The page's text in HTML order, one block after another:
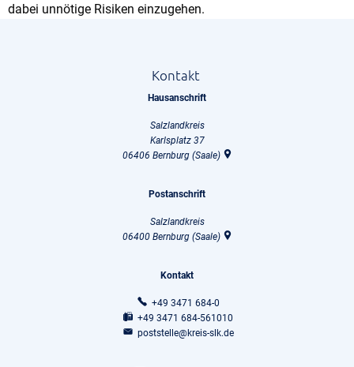
dabei unnötige Risiken einzugehen.
Kontakt
Hausanschrift
Salzlandkreis
Karlsplatz 37
06406 Bernburg (Saale)
Postanschrift
Salzlandkreis
06400 Bernburg (Saale)
Kontakt
+49 3471 684-0
+49 3471 684-561010
poststelle@kreis-slk.de